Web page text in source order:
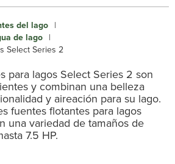
del lago |
de lago |
Select Series 2
para lagos Select Series 2 son
y combinan una belleza
y aireación para su lago.
fuentes flotantes para lagos
una variedad de tamaños de
7.5 HP.